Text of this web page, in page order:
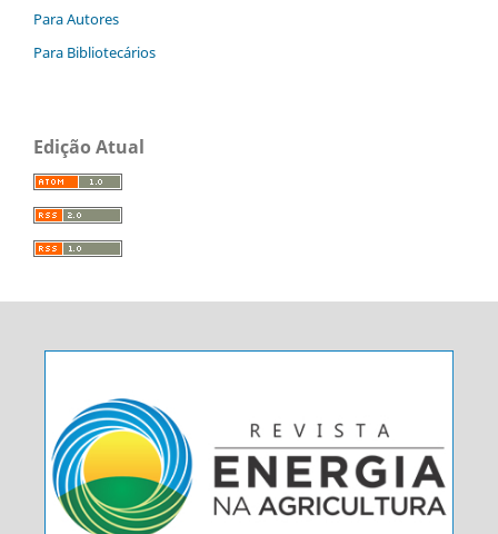
Para Autores
Para Bibliotecários
Edição Atual